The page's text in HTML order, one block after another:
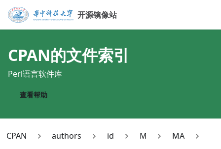
开源镜像站
CPAN的文件索引
Perl语言软件库
查看帮助
CPAN authors id M
MA